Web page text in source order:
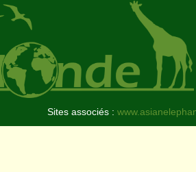
Sites associés :